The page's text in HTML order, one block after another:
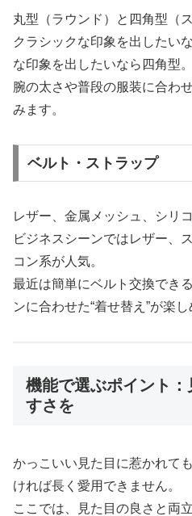
丸型（ラウンド）と四角型（
クラシックな印象を出したい
な印象を出したいなら四角型。
腕の太さや普段の服装に合わ
みます。
ベルト・ストラップ
レザー、金属メッシュ、シリ
ビジネスシーンではレザー、
コン系が人気。
最近は簡単にベルト交換でき
ンに合わせた“着せ替え”が楽し
機能で選ぶポイント
すさを
かっこいい見た目に惹かれて
ければ長く愛用できません。
ここでは、見た目の良さと両